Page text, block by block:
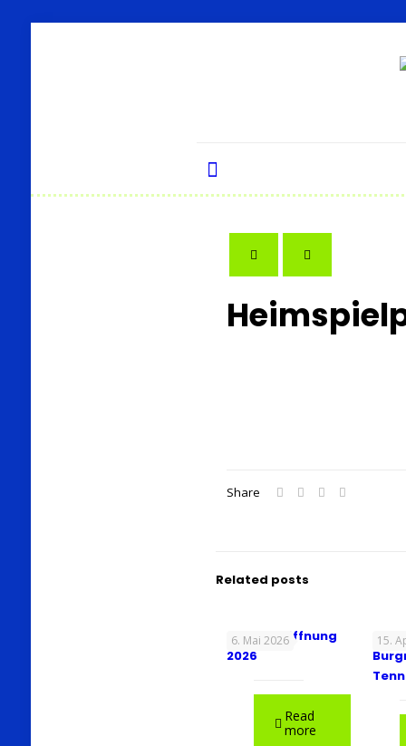
Share
Related posts
6. Mai 2026
Saisoneröffnung
2026
Read
more
15.
8.